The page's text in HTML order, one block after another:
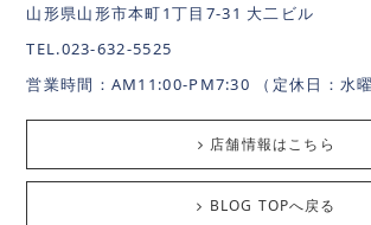
山形県山形市本町1丁目7-31 大二ビル
TEL.023-632-5525
営業時間：AM11:00-PM7:30 （定休日：水
店舗情報はこちら
BLOG TOPへ戻る